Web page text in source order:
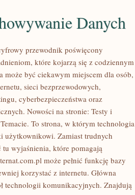
Danych
przewodnik poświęcony
które kojarzą się z codziennym
może być ciekawym miejscem dla osób,
sieci bezprzewodowych,
cyberbezpieczeństwa oraz
Nowości na stronie: Testy i
To strona, w którym technologia
użytkownikowi. Zamiast trudnych
wyjaśnienia, które pomagają
może pełnić funkcję bazy
korzystać z internetu. Główna
technologii komunikacyjnych. Znajdują